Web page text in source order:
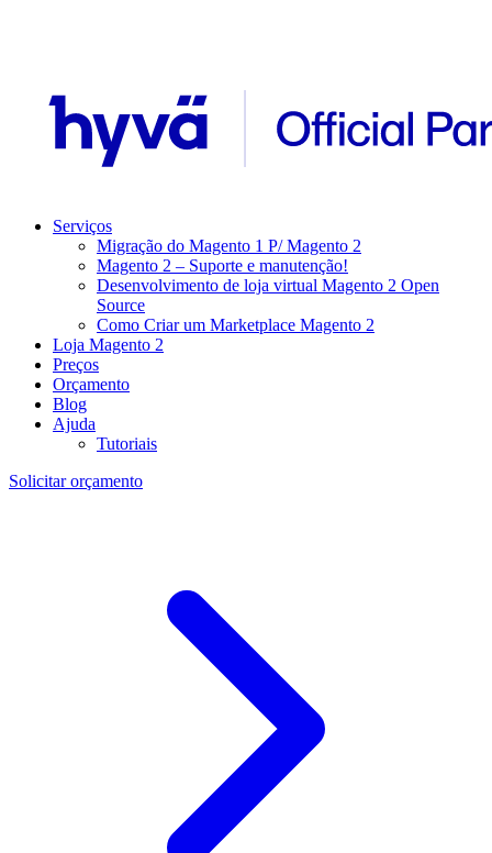
Serviços
Migração do Magento 1 P/ Magento 2
Magento 2 – Suporte e manutenção!
Desenvolvimento de loja virtual Magento 2 Open
Source
Como Criar um Marketplace Magento 2
Loja Magento 2
Preços
Orçamento
Blog
Ajuda
Tutoriais
Solicitar orçamento